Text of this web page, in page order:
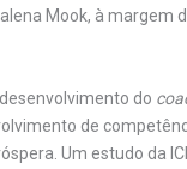
Mook, à margem
do
de
Um estudo da